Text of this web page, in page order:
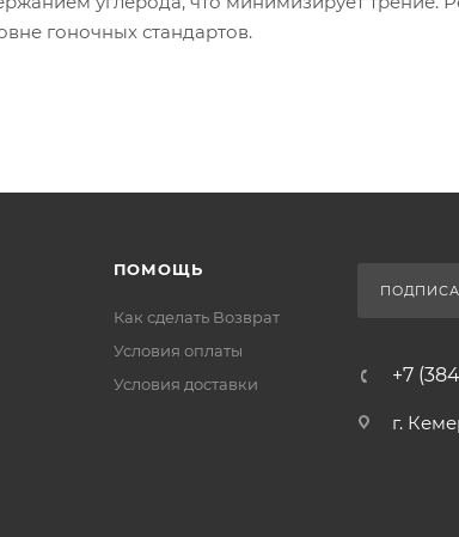
гоночных стандартов.
ПОМОЩЬ
Как сделать Возврат
Условия оплаты
Условия доставки
+7
г.